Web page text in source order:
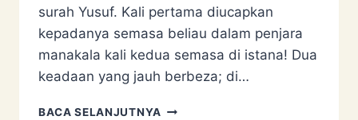
surah Yusuf. Kali pertama diucapkan
kepadanya semasa beliau dalam penjara
manakala kali kedua semasa di istana! Dua
keadaan yang jauh berbeza; di…
BACA SELANJUTNYA KAMI